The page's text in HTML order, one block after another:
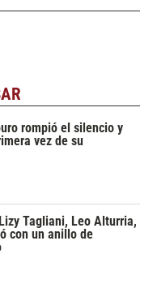
rompió el silencio y
vez de su
Tagliani, Leo Alturria,
con un anillo de